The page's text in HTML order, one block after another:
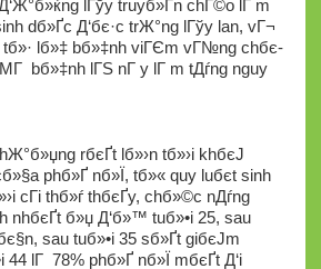
lГўy truyб»Ѓn chГ©o lГ m
dб»Ґc Д‘бє·c trЖ°ng lГўy lan, vГ¬
tб»· lб»‡ bб»‡nh viГЄm vГ№ng chбє­
bб»‡nh lГЅ nГ y lГ m tДѓng nguy
rбєҐt lб»›n tб»›i khбєЈ
phб»Ґ nб»Ї, tб»« quy luбє­t sinh
cГі thб»ѓ thбєҐy, chб»©c nДѓng
nhбєҐt б»џ Д‘б»™ tuб»•i 25, sau
sau tuб»•i 35 sб»Ґt giбєЈm
44 lГ 78% phб»Ґ nб»Ї mбєҐt Д‘i